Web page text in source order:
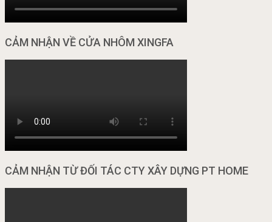
CẢM NHẬN VỀ CỬA NHÔM XINGFA
CẢM NHẬN TỪ ĐỐI TÁC CTY XÂY DỰNG PT HOME